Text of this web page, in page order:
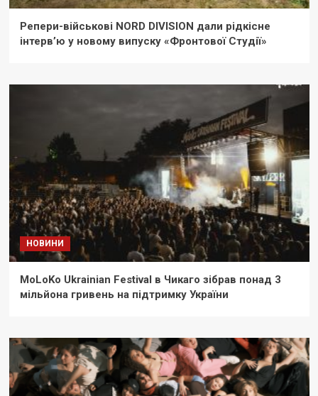
Репери-військові NORD DIVISION дали рідкісне
інтерв’ю у новому випуску «Фронтової Студії»
НОВИНИ
MoLoKo Ukrainian Festival в Чикаго зібрав понад 3
мільйона гривень на підтримку України